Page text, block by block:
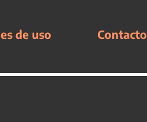
de uso Contacto